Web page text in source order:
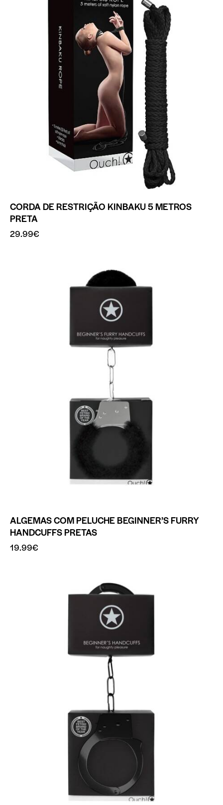
CORDA DE RESTRIÇÃO KINBAKU 5 METROS
PRETA
29.99€
ALGEMAS COM PELUCHE BEGINNER’S FURRY
HANDCUFFS PRETAS
19.99€